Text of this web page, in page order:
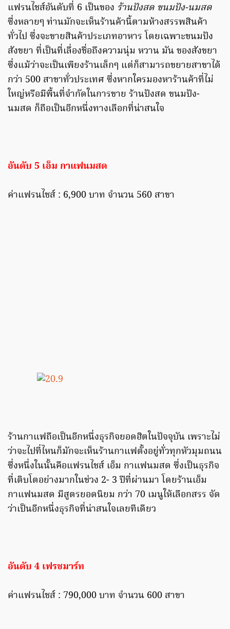
แฟรนไชส์อันดับที่ 6 เป็นของ ร้านปังสด ขนมปัง-นมสด
ซึ่งหลายๆ ท่านมักจะเห็นร้านค้านี้ตามห้างสรรพสินค้า
ทั่วไป ซึ่งจะขายสินค้าประเภทอาหาร โดยเฉพาะขนมปัง
สังขยา ที่เป็นที่เลื่องชื่อถึงความนุ่ม หวาน มัน ของสังขยา
ซึ่งแม้ว่าจะเป็นเพียงร้านเล็กๆ แต่ก็สามารถขยายสาขาได้
กว่า 500 สาขาทั่วประเทศ ซึ่งหากใครมองหาร้านค้าที่ไม่
ใหญ่หรือมีพื้นที่จำกัดในการขาย ร้านปังสด ขนมปัง-
นมสด ก็ถือเป็นอีกหนึ่งทางเลือกที่น่าสนใจ
อันดับ 5 เอ็ม กาแฟนมสด
ค่าแฟรนไชส์ : 6,900 บาท จำนวน 560 สาขา
ร้านกาแฟถือเป็นอีกหนึ่งธุรกิจยอดฮิตในปัจจุบัน เพราะไม่
ว่าจะไปที่ไหนก็มักจะเห็นร้านกาแฟตั้งอยู่ทั่วทุกหัวมุมถนน
ซึ่งหนึ่งในนั้นคือแฟรนไชส์ เอ็ม กาแฟนมสด ซึ่งเป็นธุรกิจ
ที่เติบโตอย่างมากในช่วง 2- 3 ปีที่ผ่านมา โดยร้านเอ็ม
กาแฟนมสด มีสูตรยอดนิยม กว่า 70 เมนูให้เลือกสรร จัด
ว่าเป็นอีกหนึ่งธุรกิจที่น่าสนใจเลยทีเดียว
อันดับ 4 เฟรชมาร์ท
ค่าแฟรนไชส์ : 790,000 บาท จำนวน 600 สาขา